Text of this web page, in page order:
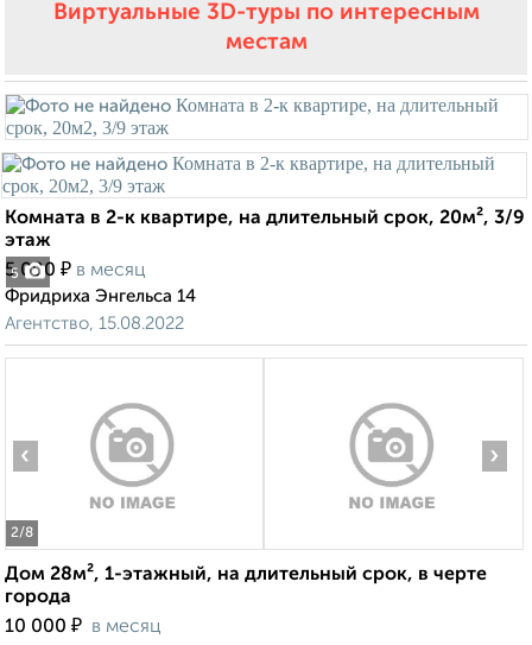
Виртуальные 3D-туры по интересным
местам
5
Комната в 2-к квартире, на длительный срок, 20м², 3/9
этаж
5 000 ₽ в месяц
Фридриха Энгельса 14
Агентство, 15.08.2022
2/8
‹ ›
Дом 28м², 1-этажный, на длительный срок, в черте
города
10 000 ₽ в месяц